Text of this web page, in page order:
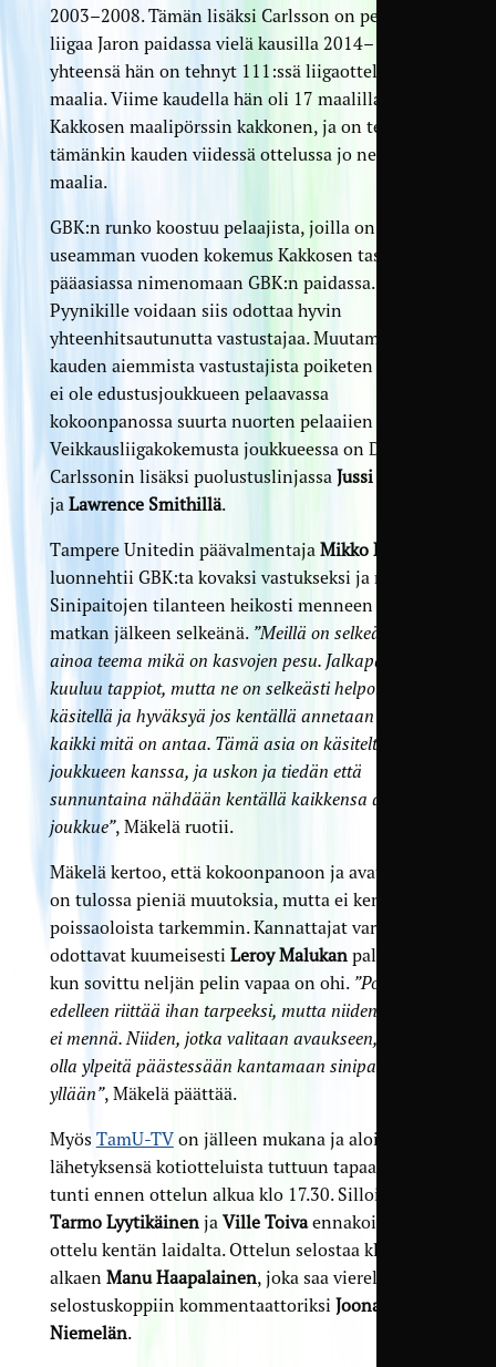
2003–2008. Tämän lisäksi Carlsson on pelannut
liigaa Jaron paidassa vielä kausilla 2014–15, ja
yhteensä hän on tehnyt 111:ssä liigaottelussa 26
maalia. Viime kaudella hän oli 17 maalillaan
Kakkosen maalipörssin kakkonen, ja on tehnyt
tämänkin kauden viidessä ottelussa jo neljä
maalia.
GBK:n runko koostuu pelaajista, joilla on jo
useamman vuoden kokemus Kakkosen tasolta, ja
pääasiassa nimenomaan GBK:n paidassa.
Pyynikille voidaan siis odottaa hyvin
yhteenhitsautunutta vastustajaa. Muutamista
kauden aiemmista vastustajista poiketen GBK:lla
ei ole edustusjoukkueen pelaavassa
kokoonpanossa suurta nuorten pelaaiien joukkoa.
Veikkausliigakokemusta joukkueessa on David
Carlssonin lisäksi puolustuslinjassa Jussi Roikolla
ja Lawrence Smithillä.
Tampere Unitedin päävalmentaja Mikko Mäkelä
luonnehtii GBK:ta kovaksi vastukseksi ja näkee
Sinipaitojen tilanteen heikosti menneen Oulun
matkan jälkeen selkeänä. ”Meillä on selkeästi yksi
ainoa teema mikä on kasvojen pesu. Jalkapalloon
kuuluu tappiot, mutta ne on selkeästi helpompi
käsitellä ja hyväksyä jos kentällä annetaan aina
kaikki mitä on antaa. Tämä asia on käsitelty
joukkueen kanssa, ja uskon ja tiedän että
sunnuntaina nähdään kentällä kaikkensa antava
joukkue”, Mäkelä ruotii.
Mäkelä kertoo, että kokoonpanoon ja avaukseen
on tulossa pieniä muutoksia, mutta ei kerro
poissaoloista tarkemmin. Kannattajat varmasti
odottavat kuumeisesti Leroy Malukan paluuta nyt
kun sovittu neljän pelin vapaa on ohi. ”Poissaoloja
edelleen riittää ihan tarpeeksi, mutta niiden taakse
ei mennä. Niiden, jotka valitaan avaukseen, pitää
olla ylpeitä päästessään kantamaan sinipaitaa
yllään”, Mäkelä päättää.
Myös TamU-TVon jälleen mukana ja aloittaa
lähetyksensä kotiotteluista tuttuun tapaan jo
tunti ennen ottelun alkua klo 17.30. Silloin
Tarmo Lyytikäinen ja Ville Toivaennakoivat illan
ottelu kentän laidalta. Ottelun selostaa klo 18.30
alkaen Manu Haapalainen, joka saa vierelleen
selostuskoppiin kommentaattoriksi Joonas
Niemelän.